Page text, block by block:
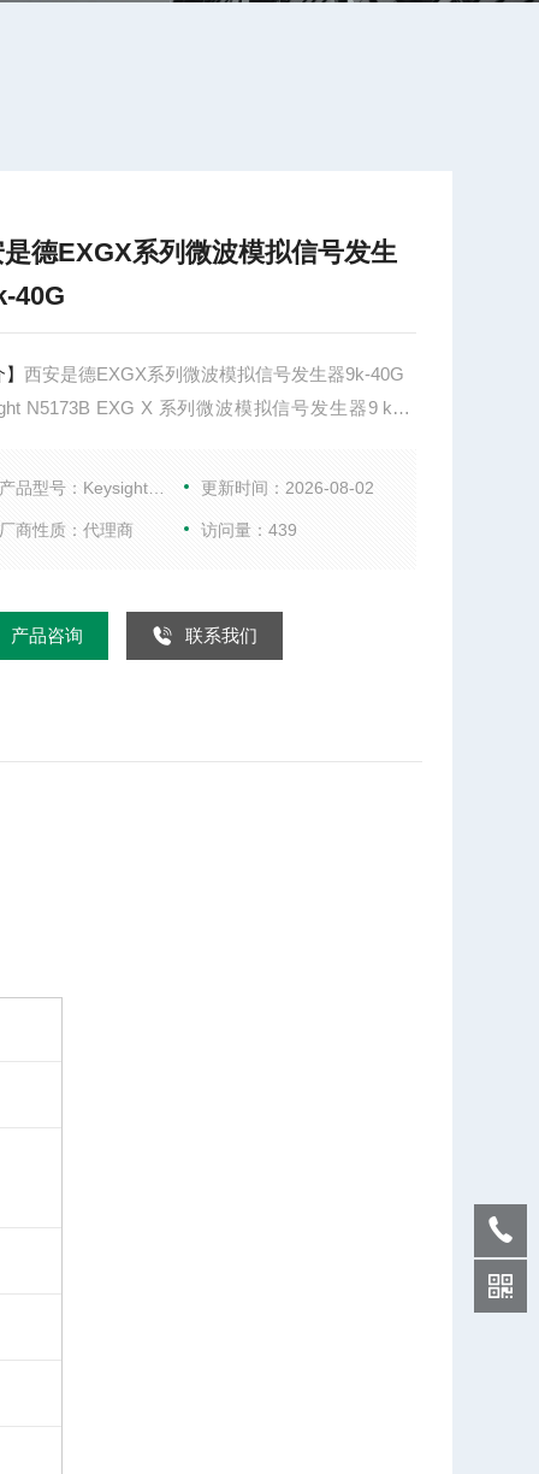
德EXGX系列微波模拟信号发生
40G
】西安是德EXGX系列微波模拟信号发生器9k-40G
N5173B EXG X 系列微波模拟信号发生器9 kHz
1 GHz 时，20 kHz 频偏处的相位噪声 -122 dBc/
产品型号：KeysightN5173B 更新时间：2026-08-02
厂商性质：代理商 访问量：439
产品咨询 联系我们